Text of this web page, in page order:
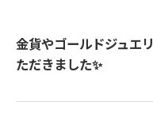
金貨やゴールドジュエ
ただきました✨